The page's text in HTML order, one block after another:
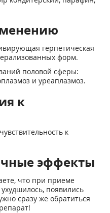
герпетическая
форм.
половой сферы:
и уреаплазмоз.
к
к
эффекты
что при приеме
появились
сразу же обратиться